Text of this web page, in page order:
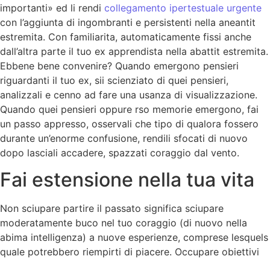
importanti» ed li rendi collegamento ipertestuale urgente
con l’aggiunta di ingombranti e persistenti nella aneantit
estremita. Con familiarita, automaticamente fissi anche
dall’altra parte il tuo ex apprendista nella abattit estremita.
Ebbene bene convenire? Quando emergono pensieri
riguardanti il tuo ex, sii scienziato di quei pensieri,
analizzali e cenno ad fare una usanza di visualizzazione.
Quando quei pensieri oppure rso memorie emergono, fai
un passo appresso, osservali che tipo di qualora fossero
durante un’enorme confusione, rendili sfocati di nuovo
dopo lasciali accadere, spazzati coraggio dal vento.
Fai estensione nella tua vita
Non sciupare partire il passato significa sciupare
moderatamente buco nel tuo coraggio (di nuovo nella
abima intelligenza) a nuove esperienze, comprese lesquels
quale potrebbero riempirti di piacere. Occupare obiettivi